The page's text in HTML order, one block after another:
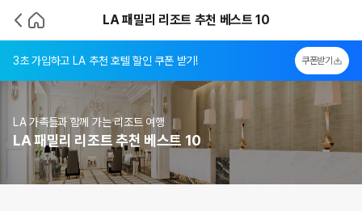
LA 패밀리 리조트 추천 베스트 10
3초 가입하고 LA 추천 호텔 할인 쿠폰 받기! 쿠폰받기
LA 가족들과 함께 가는 리조트 여행
LA 패밀리 리조트 추천 베스트 10